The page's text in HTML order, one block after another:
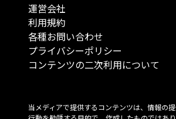
運営会社
利用規約
各種お問い合わせ
プライバシーポリシー
コンテンツの二次利用について
当メディアで提供するコンテンツは、情報の